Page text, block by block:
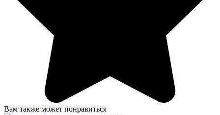
Вам также может понравиться